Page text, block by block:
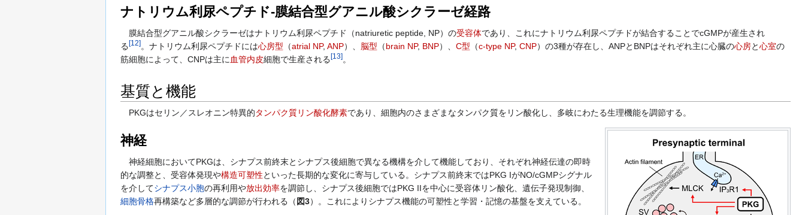
ナトリウム利尿ペプチド-膜結合型グアニル酸シクラーゼ経路
膜結合型グアニル酸シクラーゼはナトリウム利尿ペプチド（natriuretic peptide, NP）の受容体であり、これにナトリウム利尿ペプチドが結合することでcGMPが産生され
る [12] 。ナトリウム利尿ペプチドには心房型 （atrial NP, ANP）、 脳型 （brain NP, BNP）、 C型 （c-type NP, CNP）の3種が存在し、ANPとBNPはそれぞれ主に心臓の心房と心室の
筋細胞によって、CNPは主に 血管内皮細胞で生産される [13] 。
基質と機能
PKGはセリン／スレオニン特異的タンパク質リン酸化酵素であり、細胞内のさまざまなタンパク質をリン酸化し、多岐にわたる生理機能を調節する。
神経
神経細胞においてPKGは、シナプス前終末とシナプス後細胞で異なる機構を介して機能しており、それぞれ神経伝達の即時
的な調整と、受容体発現や構造可塑性といった長期的な変化に寄与している。シナプス前終末ではPKG IがNO/cGMPシグナル
を介してシナプス小胞の再利用や放出効率を調節し、シナプス後細胞ではPKG IIを中心に受容体リン酸化、遺伝子発現制御、
細胞骨格再構築など多層的な調節が行われる（ 図3）。これによりシナプス機能の可塑性と学習・記憶の基盤を支えている。